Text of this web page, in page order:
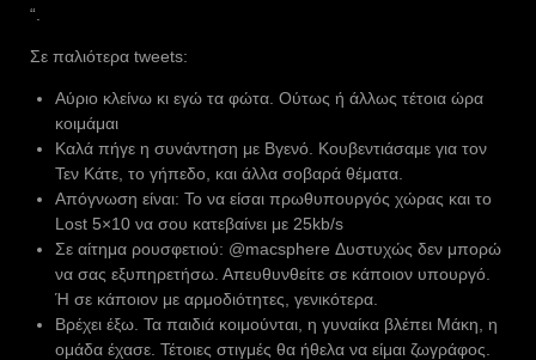
“.
Σε παλιότερα tweets:
Αύριο κλείνω κι εγώ τα φώτα. Ούτως ή άλλως τέτοια ώρα
κοιμάμαι
Καλά πήγε η συνάντηση με Βγενό. Κουβεντιάσαμε για τον
Τεν Κάτε, το γήπεδο, και άλλα σοβαρά θέματα.
Απόγνωση είναι: Το να είσαι πρωθυπουργός χώρας και το
Lost 5×10 να σου κατεβαίνει με 25kb/s
Σε αίτημα ρουσφετιού: @macsphere Δυστυχώς δεν μπορώ
να σας εξυπηρετήσω. Απευθυνθείτε σε κάποιον υπουργό.
Ή σε κάποιον με αρμοδιότητες, γενικότερα.
Βρέχει έξω. Τα παιδιά κοιμούνται, η γυναίκα βλέπει Μάκη, η
ομάδα έχασε. Τέτοιες στιγμές θα ήθελα να είμαι ζωγράφος.